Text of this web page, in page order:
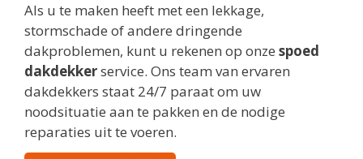
Als u te maken heeft met een lekkage,
stormschade of andere dringende
dakproblemen, kunt u rekenen op onze spoed
dakdekkerservice. Ons team van ervaren
dakdekkers staat 24/7 paraat om uw
noodsituatie aan te pakken en de nodige
reparaties uit te voeren.